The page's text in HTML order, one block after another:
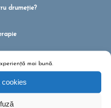
mai bună.
drumeție?
familii!
o drumeție de o zi?